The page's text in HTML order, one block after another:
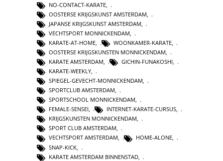
NO-CONTACT-KARATE
OOSTERSE KRIJGSKUNST AMSTERDAM
JAPANSE KRIJGSKUNST AMSTERDAM
VECHTSPORT MONNICKENDAM
KARATE-AT-HOME
WOONKAMER-KARATE
OOSTERSE KRIJGSKUNSTEN MONNICKENDAM
KARATE AMSTERDAM
GICHIN-FUNAKOSHI
KARATE-WEEKLY,
SPIEGEL-GEVECHT-MONNICKENDAM,
SPORTCLUB AMSTERDAM,
SPORTSCHOOL MONNICKENDAM,
FEMALE-SENSEI, INTERNET-KARATE-CURSUS,
KRIJGSKUNSTEN MONNICKENDAM,
SPORT CLUB AMSTERDAM,
VECHTSPORT AMSTERDAM, HOME-ALONE,
SNAP-KICK
KARATE AMSTERDAM BINNENSTAD